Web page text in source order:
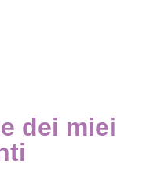
dei miei